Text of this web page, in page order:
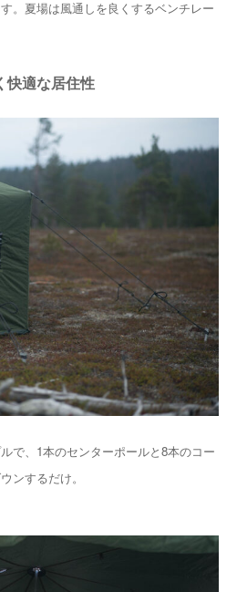
。夏場は風通しを良くするベンチレー
快適な居住性
で、1本のセンターポールと8本のコー
ンするだけ。